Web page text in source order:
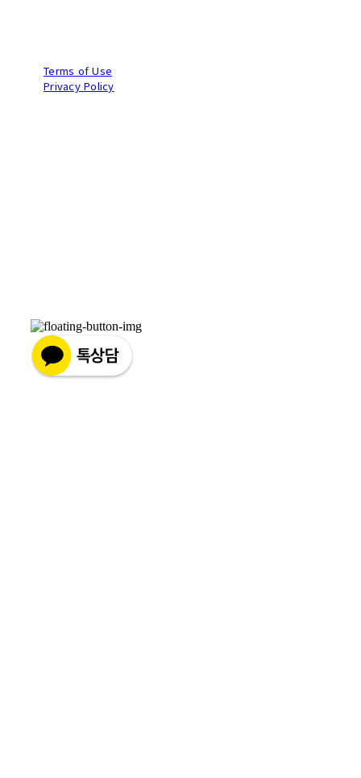
Terms of Use
Privacy Policy